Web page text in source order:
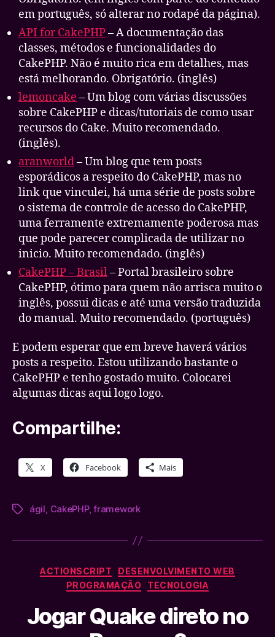
em português, só alterar no rodapé da página).
API for CakePHP– A documentação das
classes, métodos e funcionalidades do
CakePHP. Não é muito rica em detalhes, mas
está melhorando. Obrigatório. (inglês)
lemoncake – Um blog com várias discussões
sobre CakePHP e dicas/tutoriais de como usar
recursos do Cake. Muito recomendado.
(inglês).
aranworld– Um blog que tem posts
esporádicos a respeito do CakePHP, mas no
link que vinculei, há uma série de posts sobre
o sistema de controle de acesso do CakePHP,
uma ferramente extremamente poderosa mas
que pode parecer complicada de utilizar no
inicio. Muito recomendado. (inglês)
CakePHP – Brasil– Portal brasileiro sobre
CakePHP, ótimo para quem não arrisca muito o
inglês, possui dicas e até uma versão traduzida
do manual. Muito recomendado. (português)
E podem esperar que em breve haverá vários
posts a respeito. Estou utilizando bastante o
CakePHP e tenho gostado muito. Colocarei
algumas dicas aqui logo logo.
Compartilhe:
X Facebook Mais
Tagságil CakePHP,framework
Categorias
ACTIONSCRIPT
DESENVOLVIMENTO WEB
PROGRAMAÇÃO
TECNOLOGIA
Jogar Quake direto no